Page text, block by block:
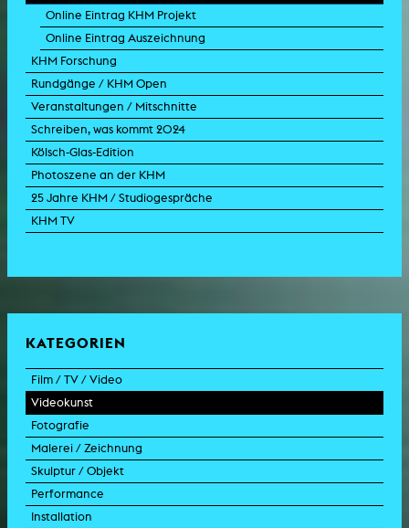
Online Eintrag KHM Projekt
Online Eintrag Auszeichnung
KHM Forschung
Rundgänge / KHM Open
Veranstaltungen / Mitschnitte
Schreiben, was kommt 2024
Kölsch-Glas-Edition
Photoszene an der KHM
25 Jahre KHM / Studiogespräche
KHM TV
KATEGORIEN
Film / TV / Video
Spielfilm
Dokumentarfilm
Doku-Drama
Animation
Experimentalfilm
TV-Format
Videokunst
Experimentalfilm
Videoarbeit
Videoperformance
Videoinstallation
Videoskulptur
Fotografie
Fotoarbeit
Dokumentarfotografie
Fotoinstallation
Malerei / Zeichnung
Malerei
Zeichnung
Collage
Skulptur / Objekt
Skulptur
Objekt
Performance
Intervention
Installation